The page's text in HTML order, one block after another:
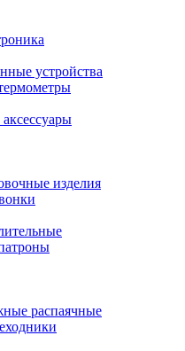
устройства
изделия
распаячные